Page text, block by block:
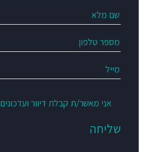
אני מאשר/ת קבלת דיוור ועדכונים